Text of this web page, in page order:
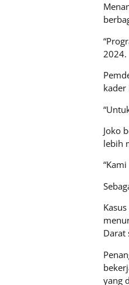
2024.
kader
Joko
lebih
Darat
yang